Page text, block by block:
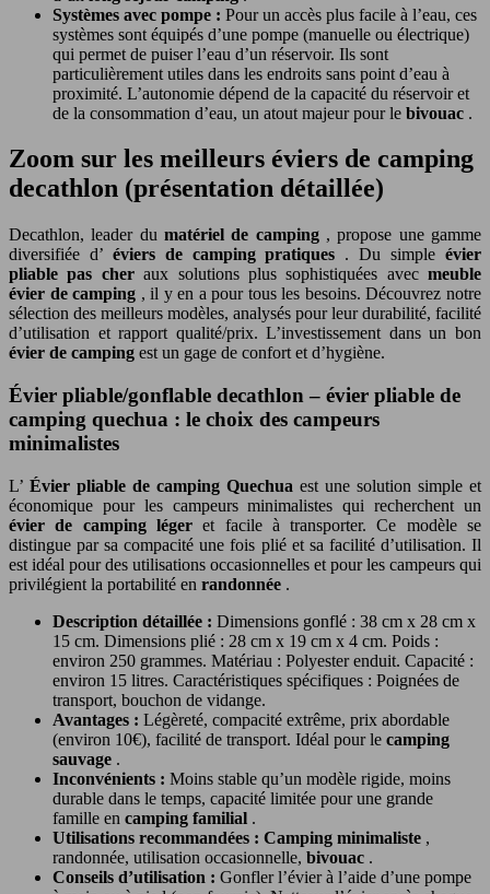
Systèmes avec pompe : Pour un accès plus facile à l’eau, ces
systèmes sont équipés d’une pompe (manuelle ou électrique)
qui permet de puiser l’eau d’un réservoir. Ils sont
particulièrement utiles dans les endroits sans point d’eau à
proximité. L’autonomie dépend de la capacité du réservoir et
de la consommation d’eau, un atout majeur pour le bivouac .
Zoom sur les meilleurs éviers de camping
decathlon (présentation détaillée)
Decathlon, leader du matériel de camping , propose une gamme
diversifiée d’ éviers de camping pratiques . Du simpleévier
pliable pas cheraux solutions plus sophistiquées avec meuble
évier de camping , il y en a pour tous les besoins. Découvrez notre
sélection des meilleurs modèles, analysés pour leur durabilité, facilité
d’utilisation et rapport qualité/prix. L’investissement dans un bon
évier de camping est un gage de confort et d’hygiène.
Évier pliable/gonflable decathlon – évier pliable de
camping quechua : le choix des campeurs
minimalistes
L’ Évier pliable de camping Quechua est une solution simple et
économique pour les campeurs minimalistes qui recherchent un
évier de camping légeret facile à transporter. Ce modèle se
distingue par sa compacité une fois plié et sa facilité d’utilisation. Il
est idéal pour des utilisations occasionnelles et pour les campeurs qui
privilégient la portabilité en randonnée .
Description détaillée : Dimensions gonflé : 38 cm x 28 cm x
15 cm. Dimensions plié : 28 cm x 19 cm x 4 cm. Poids :
environ 250 grammes. Matériau : Polyester enduit. Capacité :
environ 15 litres. Caractéristiques spécifiques : Poignées de
transport, bouchon de vidange.
Avantages : Légèreté, compacité extrême, prix abordable
(environ 10€), facilité de transport. Idéal pour le camping
sauvage .
Inconvénients : Moins stable qu’un modèle rigide, moins
durable dans le temps, capacité limitée pour une grande
famille en camping familial .
Utilisations recommandées : Camping minimaliste ,
randonnée, utilisation occasionnelle, bivouac .
Conseils d’utilisation : Gonfler l’évier à l’aide d’une pompe